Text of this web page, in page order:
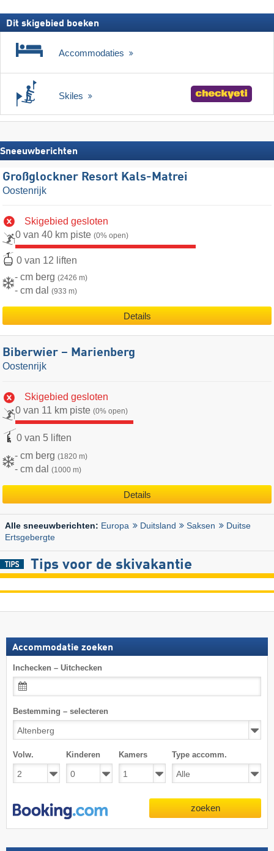
Dit skigebied boeken
Accommodaties
Skiles
Sneeuwberichten
Großglockner Resort Kals-Matrei
Oostenrijk
Skigebied gesloten
0 van 40 km piste (0% open)
0 van 12 liften
- cm berg (2426 m)
- cm dal (933 m)
Details
Biberwier – Marienberg
Oostenrijk
Skigebied gesloten
0 van 11 km piste (0% open)
0 van 5 liften
- cm berg (1820 m)
- cm dal (1000 m)
Details
Alle sneeuwberichten: Europa Duitsland Saksen
Duitse
Ertsgebergte
Tips voor de skivakantie
Accommodatie zoeken
Inchecken – Uitchecken
Bestemming – selecteren
Volw. Kinderen Kamers Type accomm.
zoeken